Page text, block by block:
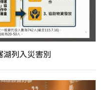
湖列入災害別